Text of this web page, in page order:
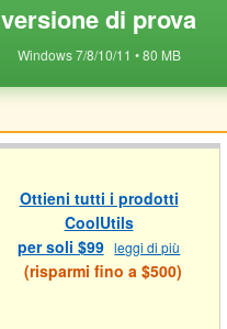
versione di prova
Windows 7/8/10/11 • 80 MB
Ottieni tutti i prodotti
CoolUtils
per soli $99 leggi di più
(risparmi fino a $500)